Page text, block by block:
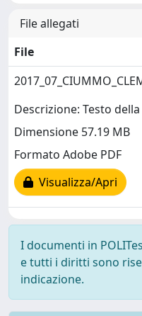
File allegati
File
Descrizione: Testo
Dimensione 57.19 MB
Formato Adobe PDF
Visualizza/Apri
I documenti in
e tutti i diritti sono
indicazione.